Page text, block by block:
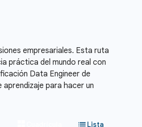
empresariales. Esta ruta
práctica del mundo real con
Data Engineer de
para hacer un